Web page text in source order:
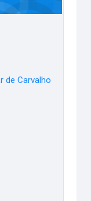
de Carvalho